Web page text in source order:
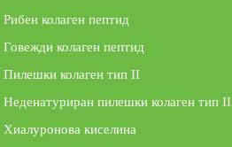
Рибен колаген пептид
Говежди колаген пептид
Пилешки колаген тип II
Неденатуриран пилешки колаген тип II
Хиалуронова киселина